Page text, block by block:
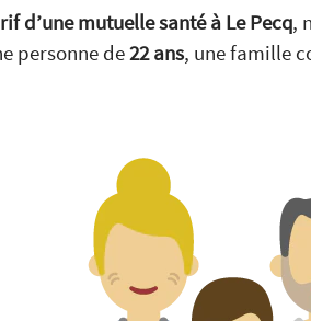
d’une mutuelle santé à Le Pecq,
personne de22 ans, une famille